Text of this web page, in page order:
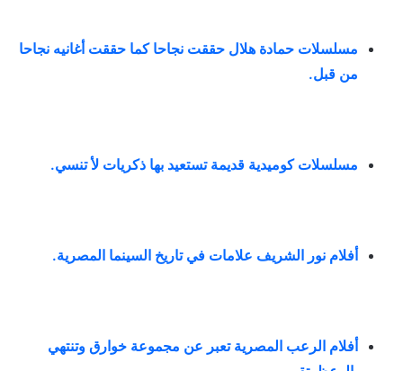
مسلسلات حمادة هلال حققت نجاحا كما حققت أغانيه نجاحا
من قبل.
مسلسلات كوميدية قديمة تستعيد بها ذكريات لأ تنسي.
أفلام نور الشريف علامات في تاريخ السينما المصرية.
أفلام الرعب المصرية تعبر عن مجموعة خوارق وتنتهي